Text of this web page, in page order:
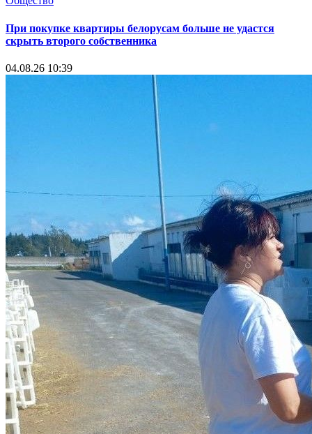
При покупке квартиры белорусам больше не удастся
скрыть второго собственника
04.08.26 10:39